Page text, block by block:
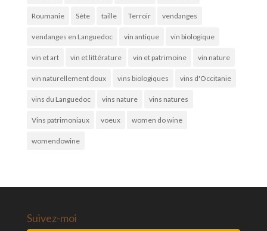
Roumanie Sète taille Terroir vendanges
vendanges en Languedoc vin antique vin biologique
vin et art vin et littérature vin et patrimoine vin nature
vin naturellement doux vins biologiques vins d'Occitanie
vins du Languedoc vins nature vins natures
Vins patrimoniaux voeux women do wine
womendowine
Suivez-moi